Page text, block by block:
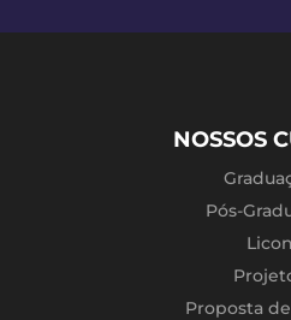
NOSSOS
Pós-
Licon
Proposta